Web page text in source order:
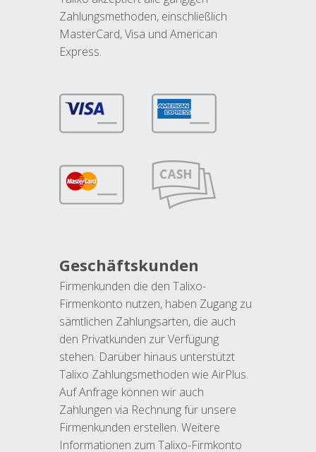
Zahlungsmethoden, einschließlich
MasterCard, Visa und American
Express.
Geschäftskunden
Firmenkunden die den Talixo-
Firmenkonto nutzen, haben Zugang zu
sämtlichen Zahlungsarten, die auch
den Privatkunden zur Verfügung
stehen. Darüber hinaus unterstützt
Talixo Zahlungsmethoden wie AirPlus.
Auf Anfrage können wir auch
Zahlungen via Rechnung für unsere
Firmenkunden erstellen. Weitere
Informationen zum Talixo-Firmkonto